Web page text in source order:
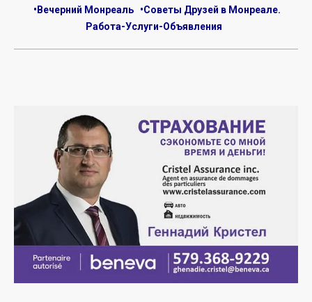
•Вечерний Монреаль
•Советы Друзей в Монреале.
Работа-Услуги-Объявления